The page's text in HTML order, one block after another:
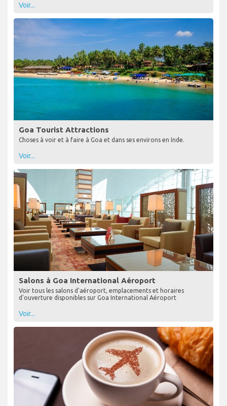
Voir...
Goa Tourist Attractions
Choses à voir et à faire à Goa et dans ses environs en Inde.
Voir...
Salons à Goa International Aéroport
Voir tous les salons d'aéroport, emplacements et horaires
d'ouverture disponibles sur Goa International Aéroport
Voir...